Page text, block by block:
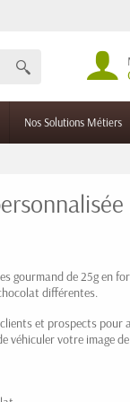
Nos Solutions Métiers
gourmand de 25g en
différentes.
et prospects pour
votre image